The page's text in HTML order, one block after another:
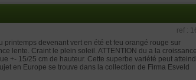
ref :
devenant vert en été et feu orangé rouge sur
lente. Craint le plein soleil. ATTENTION du a la croissance
+- 15/25 cm de hauteur. Cette superbe variété peut
en Europe se trouve dans la collection de Firma Esveld